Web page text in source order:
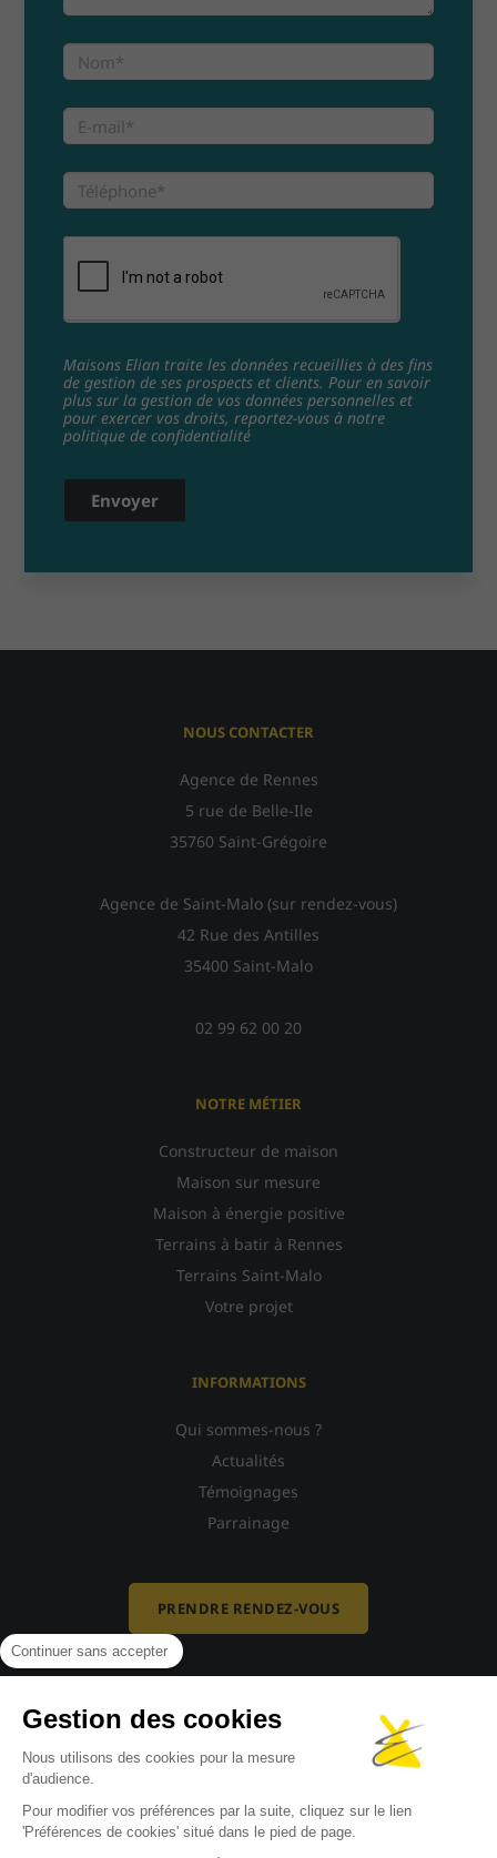
Continuer sans accepter
Gestion des cookies
Nous utilisons des cookies pour la mesure
d'audience.
Pour modifier vos préférences par la suite, cliquez sur le lien
'Préférences de cookies' situé dans le pied de page.
Maisons Elian traite les données recueillies à des fins
de gestion de ses prospects et clients. Pour en savoir
plus sur la gestion de vos données personnelles et
pour exercer vos droits, reportez-vous à notre
politique de confidentialité
Envoyer
NOUS CONTACTER
Agence de Rennes
5 rue de Belle-Ile
35760 Saint-Grégoire
Agence de Saint-Malo (sur rendez-vous)
42 Rue des Antilles
35400 Saint-Malo
02 99 62 00 20
NOTRE MÉTIER
Constructeur de maison
Maison sur mesure
Maison à énergie positive
Terrains à batir à Rennes
Terrains Saint-Malo
Votre projet
INFORMATIONS
Qui sommes-nous ?
Actualités
Témoignages
Parrainage
PRENDRE RENDEZ-VOUS